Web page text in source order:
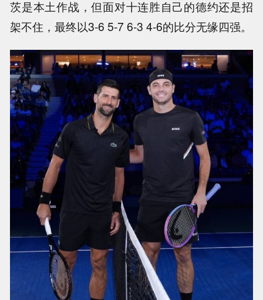
茨是本土作战，但面对十连胜自己的德约还是招
架不住，最终以3-6 5-7 6-3 4-6的比分无缘四强。